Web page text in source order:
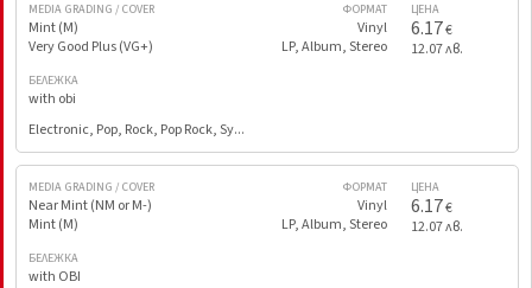
MEDIA GRADING / COVER
Mint (M)
Very Good Plus (VG+)
ФОРМАТ
Vinyl
LP, Album, Stereo
ЦЕНА
6.17€
12.07 лв.
БЕЛЕЖКА
with obi
Electronic, Pop, Rock, Pop Rock, Sy...
MEDIA GRADING / COVER
Near Mint (NM or M-)
Mint (M)
ФОРМАТ
Vinyl
LP, Album, Stereo
ЦЕНА
6.17€
12.07 лв.
БЕЛЕЖКА
with OBI